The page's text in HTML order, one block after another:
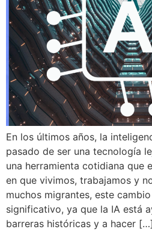
En los últimos años, la
pasado de ser una tecnología
una herramienta cotidiana que
en que vivimos, trabajamos y
muchos migrantes, este
significativo, ya que la IA está
barreras históricas y a hacer […]